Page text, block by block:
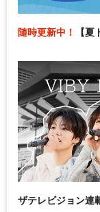
随時更新中！ 【
ザテレビジョン連